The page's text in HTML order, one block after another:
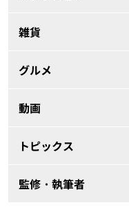
雑貨
グルメ
動画
トピックス
監修・執筆者